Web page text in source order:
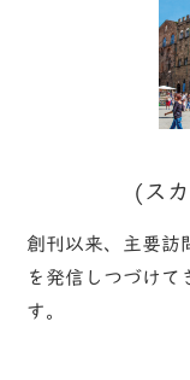
(ス
創刊以来、主要訪
を発信しつづけて
す。